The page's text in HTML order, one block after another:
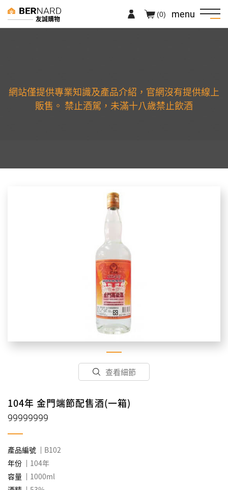
友誠購物 menu
(0)
網站僅提供專業知識及產品介紹，官網沒有提供線上
販售。 禁止酒駕，未滿十八歲禁止飲酒
查看細節
104年 金門端節配售酒(一箱)
99999999
產品編號
B102
年份
104年
容量
1000ml